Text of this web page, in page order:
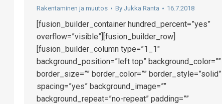
Rakentaminen ja muutos By Jukka Ranta 16.7.2018
[fusion_builder_container hundred_percent=”yes”
overflow=”visible”][fusion_builder_row]
[fusion_builder_column type=”1_1″
background_position=”left top” background_color=””
border_size=”” border_color=”” border_style=”solid”
spacing=”yes” background_image=””
background_repeat=”no-repeat” padding=””